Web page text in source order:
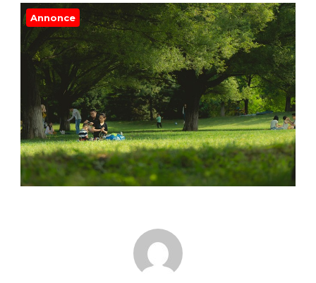
Annonce